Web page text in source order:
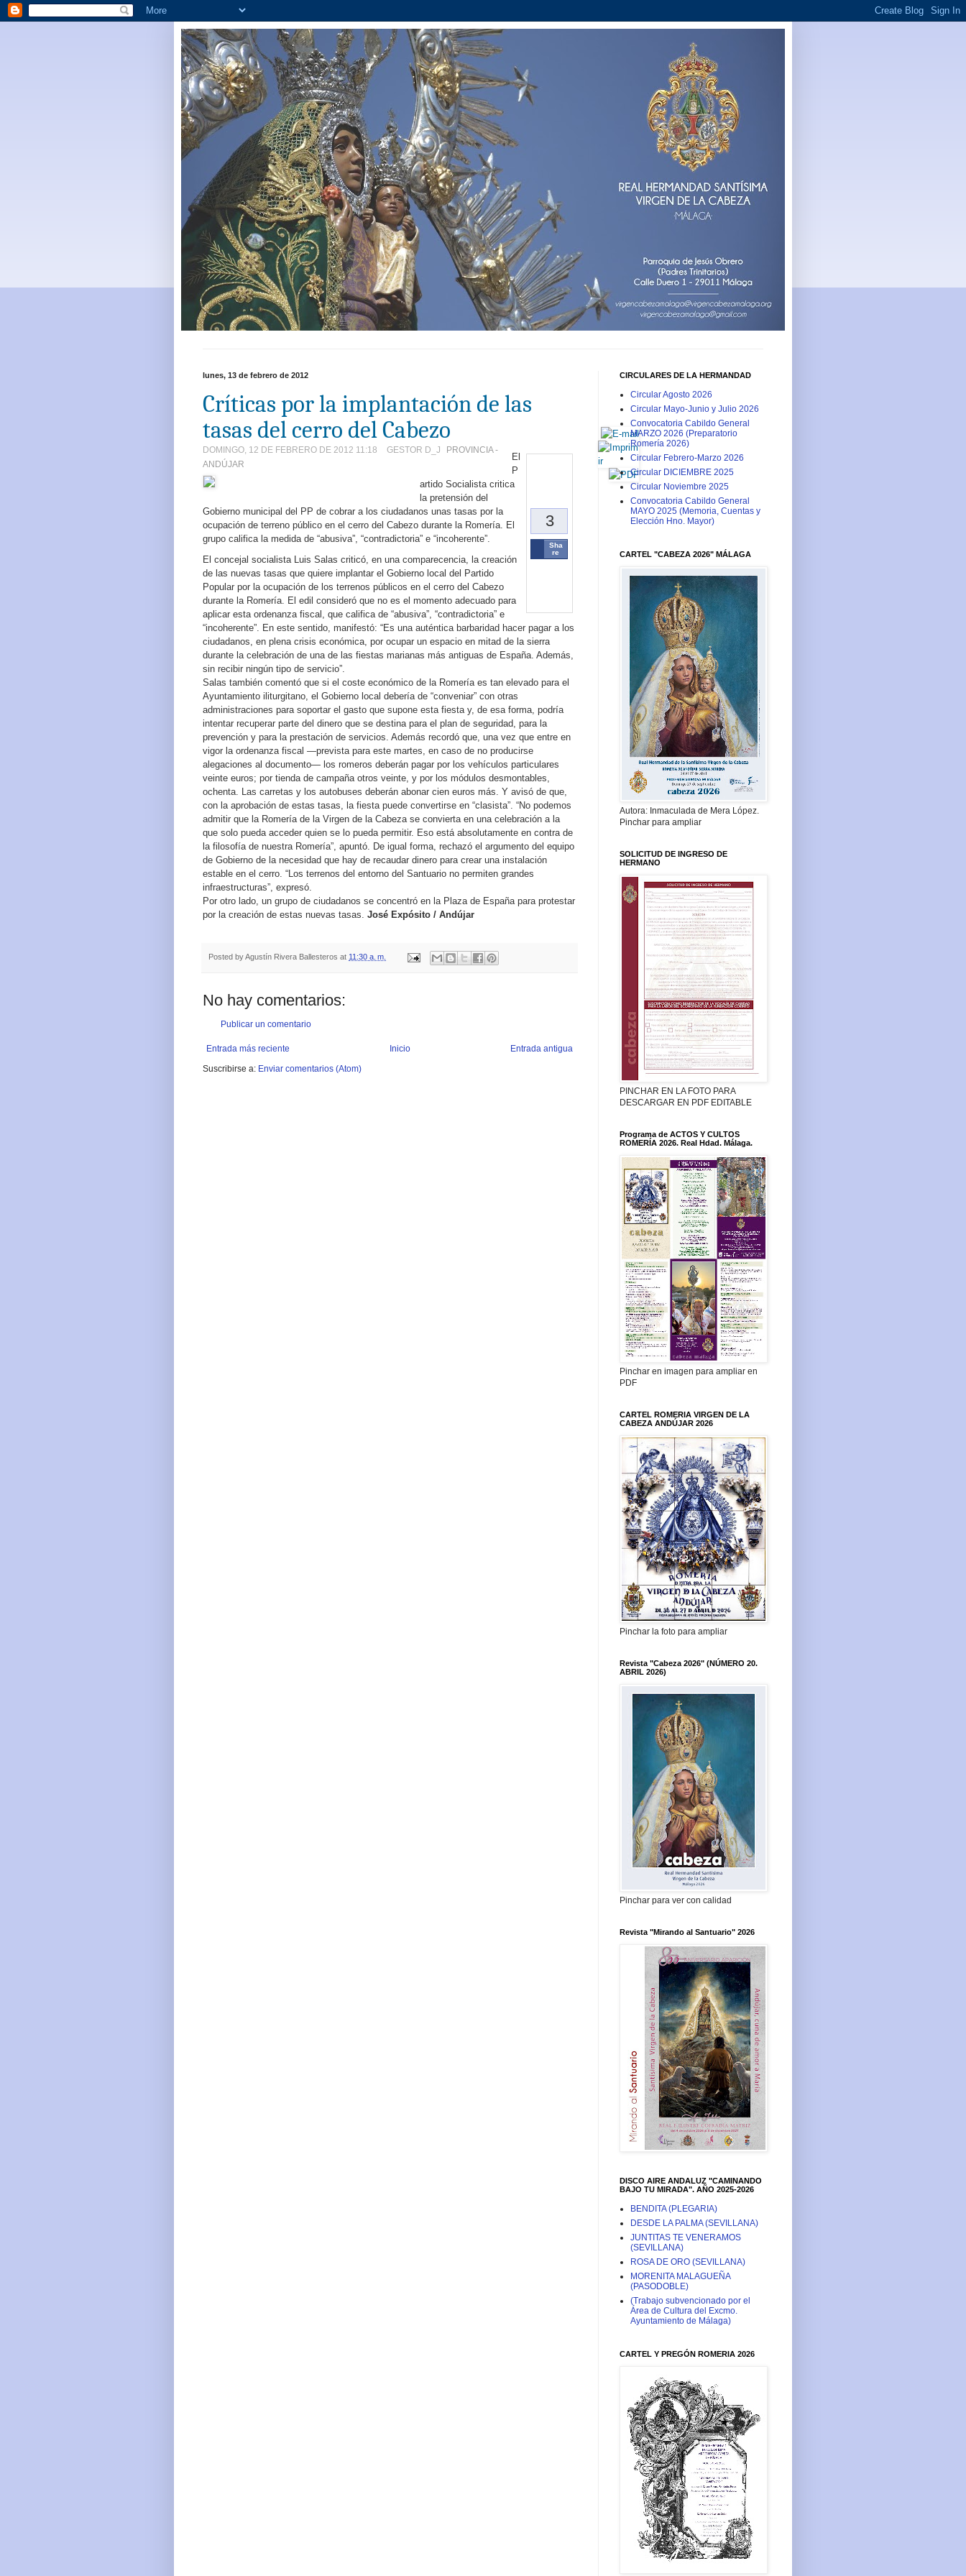
lunes, 13 de febrero de 2012
Críticas por la implantación de las
tasas del cerro del Cabezo
DOMINGO, 12 DE FEBRERO DE 2012 11:18 GESTOR D_J
PROVINCIA -
ANDÚJAR
3
Sha
re
El
P
artido Socialista critica
la pretensión del
Gobierno municipal del PP de cobrar a los ciudadanos unas tasas por la
ocupación de terreno público en el cerro del Cabezo durante la Romería. El
grupo califica la medida de “abusiva”, “contradictoria” e “incoherente”.
El concejal socialista Luis Salas criticó, en una comparecencia, la creación
de las nuevas tasas que quiere implantar el Gobierno local del Partido
Popular por la ocupación de los terrenos públicos en el cerro del Cabezo
durante la Romería. El edil consideró que no es el momento adecuado para
aplicar esta ordenanza fiscal, que califica de “abusiva”, “contradictoria” e
“incoherente”. En este sentido, manifestó: “Es una auténtica barbaridad hacer pagar a los
ciudadanos, en plena crisis económica, por ocupar un espacio en mitad de la sierra
durante la celebración de una de las fiestas marianas más antiguas de España. Además,
sin recibir ningún tipo de servicio”.
Salas también comentó que si el coste económico de la Romería es tan elevado para el
Ayuntamiento iliturgitano, el Gobierno local debería de “conveniar” con otras
administraciones para soportar el gasto que supone esta fiesta y, de esa forma, podría
intentar recuperar parte del dinero que se destina para el plan de seguridad, para la
prevención y para la prestación de servicios. Además recordó que, una vez que entre en
vigor la ordenanza fiscal —prevista para este martes, en caso de no producirse
alegaciones al documento— los romeros deberán pagar por los vehículos particulares
veinte euros; por tienda de campaña otros veinte, y por los módulos desmontables,
ochenta. Las carretas y los autobuses deberán abonar cien euros más. Y avisó de que,
con la aprobación de estas tasas, la fiesta puede convertirse en “clasista”. “No podemos
admitir que la Romería de la Virgen de la Cabeza se convierta en una celebración a la
que solo pueda acceder quien se lo pueda permitir. Eso está absolutamente en contra de
la filosofía de nuestra Romería”, apuntó. De igual forma, rechazó el argumento del equipo
de Gobierno de la necesidad que hay de recaudar dinero para crear una instalación
estable en el cerro. “Los terrenos del entorno del Santuario no permiten grandes
infraestructuras”, expresó.
Por otro lado, un grupo de ciudadanos se concentró en la Plaza de España para protestar
por la creación de estas nuevas tasas. José Expósito / Andújar
Posted byAgustín Rivera Ballesteros at 11:30 a. m.
No hay comentarios:
Publicar un comentario
Entrada más reciente Entrada antigua
Inicio
Suscribirse a: Enviar comentarios (Atom)
CIRCULARES DE LA HERMANDAD
Circular Agosto 2026
Circular Mayo-Junio y Julio 2026
Convocatoria Cabildo General
MARZO 2026 (Preparatorio
Romería 2026)
Circular Febrero-Marzo 2026
Circular DICIEMBRE 2025
Circular Noviembre 2025
Convocatoria Cabildo General
MAYO 2025 (Memoria, Cuentas y
Elección Hno. Mayor)
CARTEL "CABEZA 2026" MÁLAGA
Autora: Inmaculada de Mera López.
Pinchar para ampliar
SOLICITUD DE INGRESO DE
HERMANO
PINCHAR EN LA FOTO PARA
DESCARGAR EN PDF EDITABLE
Programa de ACTOS Y CULTOS
ROMERÍA 2026. Real Hdad. Málaga.
Pinchar en imagen para ampliar en
PDF
CARTEL ROMERIA VIRGEN DE LA
CABEZA ANDÚJAR 2026
Pinchar la foto para ampliar
Revista "Cabeza 2026" (NÚMERO 20.
ABRIL 2026)
Pinchar para ver con calidad
Revista "Mirando al Santuario" 2026
DISCO AIRE ANDALUZ "CAMINANDO
BAJO TU MIRADA". AÑO 2025-2026
BENDITA (PLEGARIA)
DESDE LA PALMA (SEVILLANA)
JUNTITAS TE VENERAMOS
(SEVILLANA)
ROSA DE ORO (SEVILLANA)
MORENITA MALAGUEÑA
(PASODOBLE)
(Trabajo subvencionado por el
Área de Cultura del Excmo.
Ayuntamiento de Málaga)
CARTEL Y PREGÓN ROMERIA 2026